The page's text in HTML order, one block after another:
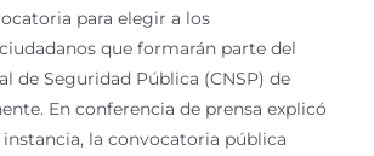
para elegir a los
que formarán parte del
de Seguridad Pública (CNSP) de
En conferencia de prensa explicó
la convocatoria pública